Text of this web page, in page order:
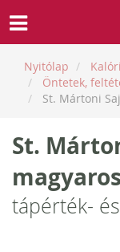
Nyitólap
Öntetek,
St. Mártoni
St.
magyaros
tápérték-